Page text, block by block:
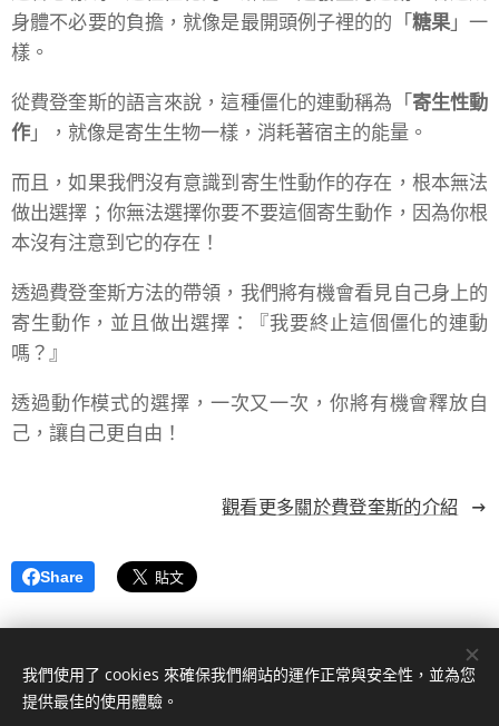
身體不必要的負擔，就像是最開頭例子裡的的「糖果」一
樣。
從費登奎斯的語言來說，這種僵化的連動稱為「寄生性動
作」，就像是寄生生物一樣，消耗著宿主的能量。
而且，如果我們沒有意識到寄生性動作的存在，根本無法
做出選擇；你無法選擇你要不要這個寄生動作，因為你根
本沒有注意到它的存在！
透過費登奎斯方法的帶領，我們將有機會看見自己身上的
寄生動作，並且做出選擇：『我要終止這個僵化的連動
嗎？』
透過動作模式的選擇，一次又一次，你將有機會釋放自
己，讓自己更自由！
觀看更多關於費登奎斯的介紹
Share
Facebook粉絲專頁
我們使用了 cookies 來確保我們網站的運作正常與安全性，並為您
提供最佳的使用體驗。